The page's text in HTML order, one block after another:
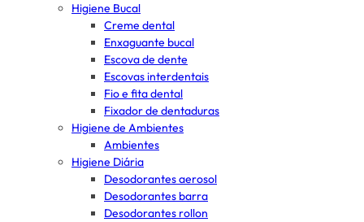
Higiene Bucal
Creme dental
Enxaguante bucal
Escova de dente
Escovas interdentais
Fio e fita dental
Fixador de dentaduras
Higiene de Ambientes
Ambientes
Higiene Diária
Desodorantes aerosol
Desodorantes barra
Desodorantes rollon